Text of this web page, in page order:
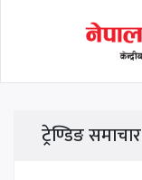
ट्रेण्डिङ समाचार